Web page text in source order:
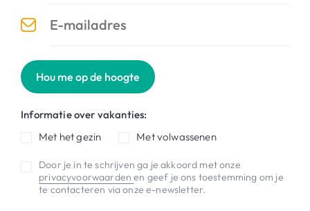
Hou me op de hoogte
Informatie over vakanties:
Met het gezin
Met volwassenen
Door je in te schrijven ga je akkoord met onze
privacyvoorwaardenen geef je ons toestemming om je
te contacteren via onze e-newsletter.